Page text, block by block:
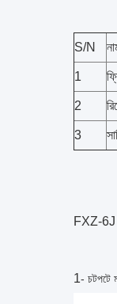
S/N
1
2
3
FXZ-6J
1- চটপটে